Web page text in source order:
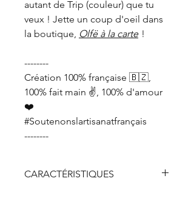
autant de Trip (couleur) que tu
veux ! Jette un coup d'oeil dans
la boutique, Olfë à la carte !
--------
Création 100% française 🇧🇿,
100% fait main ✌️, 100% d'amour
❤️
#Soutenonslartisanatfrançais
--------
CARACTÉRISTIQUES